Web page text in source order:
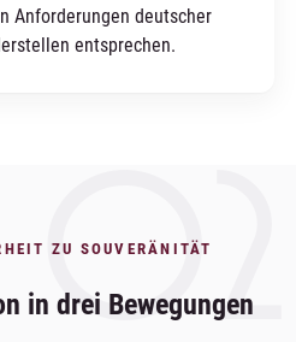
Anforderungen deutscher
entsprechen.
ZU SOUVERÄNITÄT
in drei Bewegungen